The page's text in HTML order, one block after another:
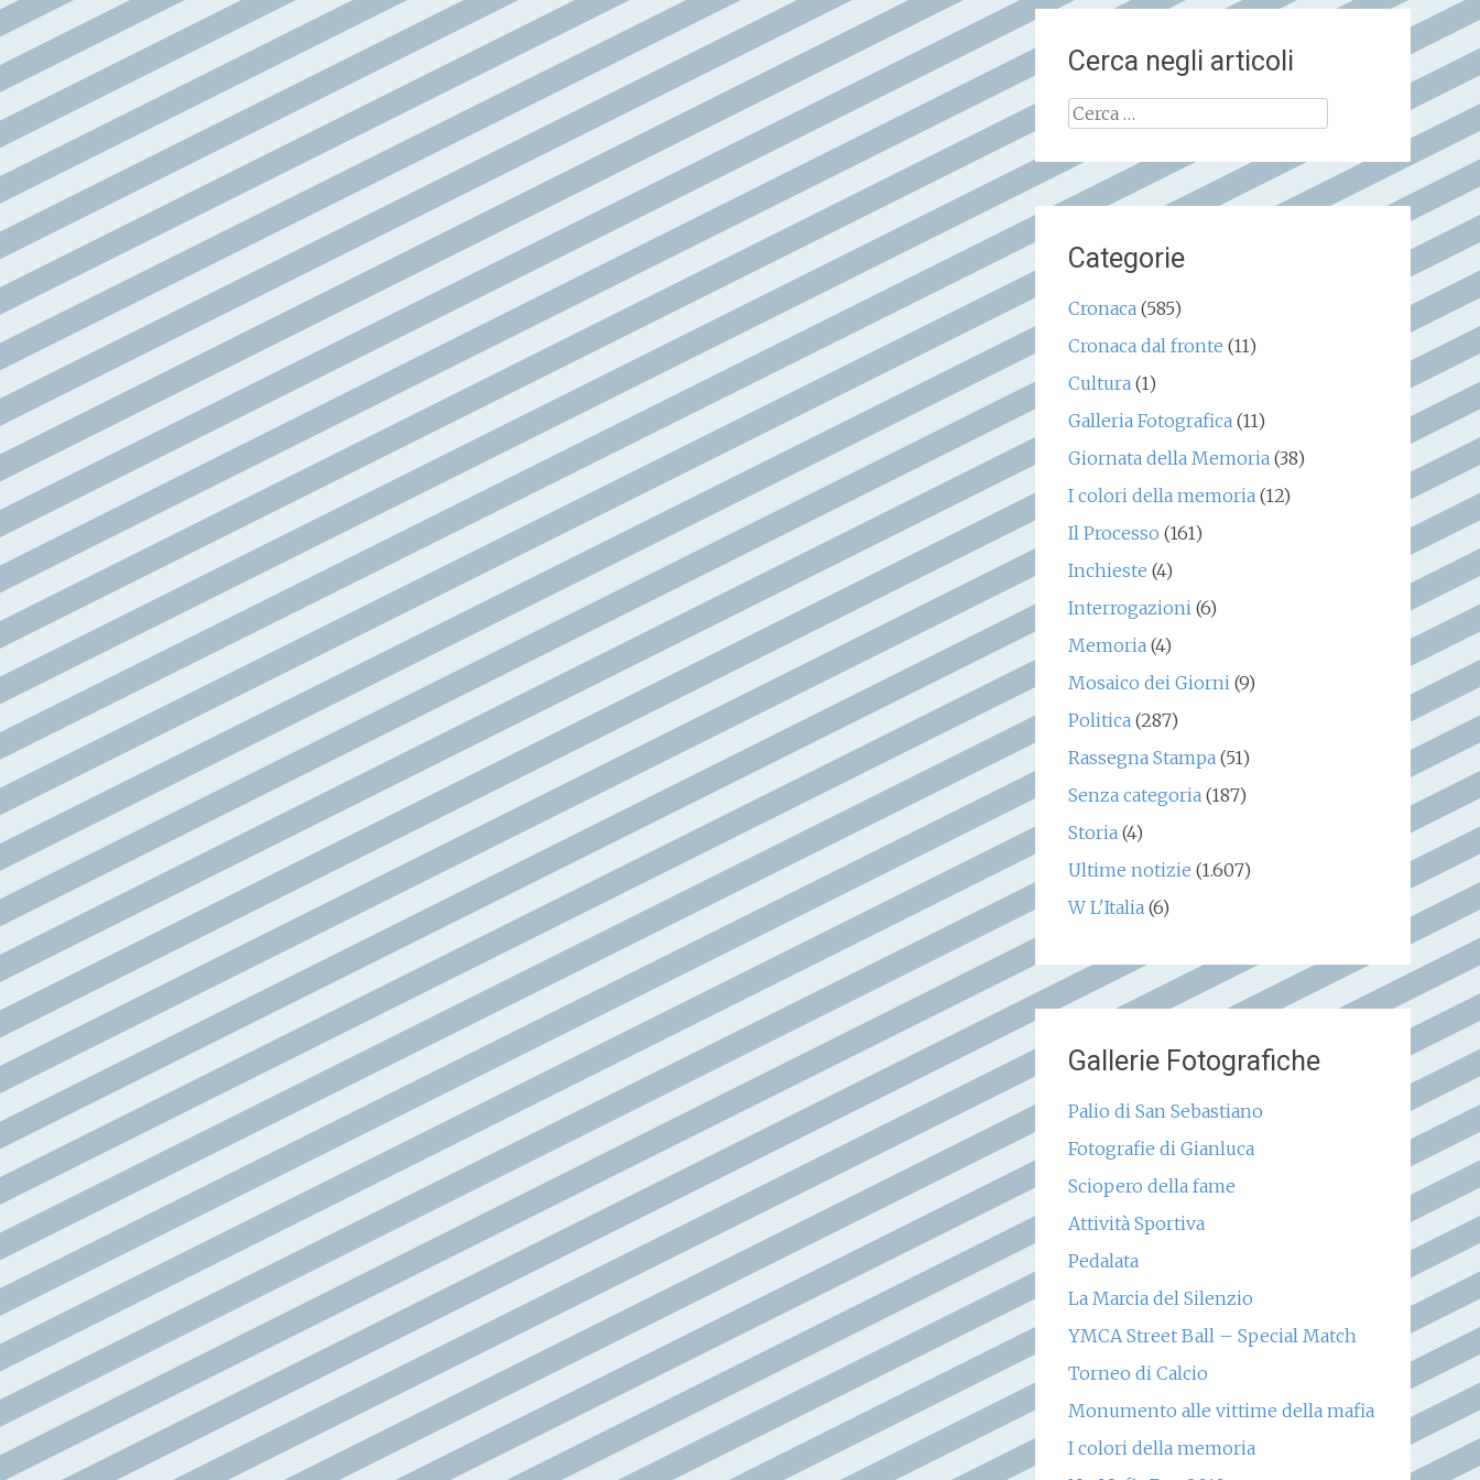
Cerca negli articoli
Ricerca
Categorie
Cronaca(585)
Cronaca dal fronte (11)
Cultura(1)
Galleria Fotografica(11)
Giornata della Memoria(38)
I colori della memoria(12)
Il Processo (161)
Inchieste (4)
Interrogazioni(6)
Memoria(4)
Mosaico dei Giorni(9)
Politica(287)
Rassegna Stampa(51)
Senza categoria(187)
Storia(4)
Ultime notizie (1.607)
W L'Italia(6)
Gallerie Fotografiche
Palio di San Sebastiano
Fotografie di Gianluca
Sciopero della fame
Attività Sportiva
Pedalata
La Marcia del Silenzio
YMCA Street Ball – Special Match
Torneo di Calcio
Monumento alle vittime della mafia
I colori della memoria